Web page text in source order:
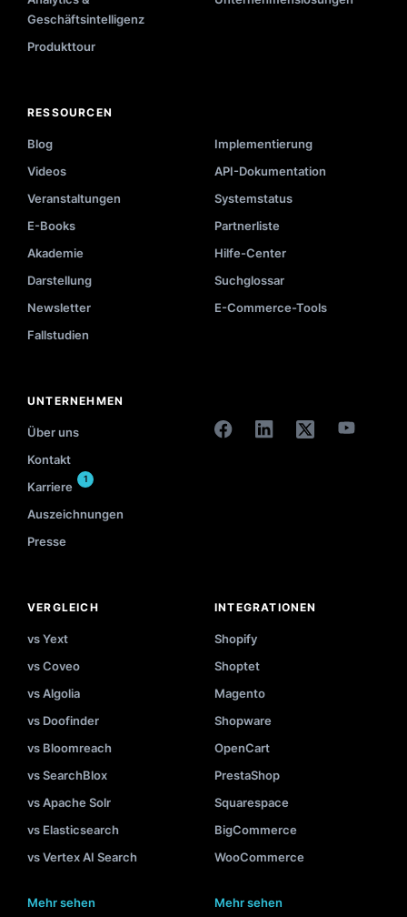
Geschäftsintelligenz
Produkttour
RESSOURCEN
Blog
Implementierung
Videos
API-Dokumentation
Veranstaltungen
Systemstatus
E-Books
Partnerliste
Akademie
Hilfe-Center
Darstellung
Suchglossar
Newsletter
E-Commerce-Tools
Fallstudien
UNTERNEHMEN
Über uns
Kontakt
Karriere
1
Auszeichnungen
Presse
VERGLEICH
vs Yext
vs Coveo
vs Algolia
vs Doofinder
vs Bloomreach
vs SearchBlox
vs Apache Solr
vs Elasticsearch
vs Vertex AI Search
Mehr sehen
INTEGRATIONEN
Shopify
Shoptet
Magento
Shopware
OpenCart
PrestaShop
Squarespace
BigCommerce
WooCommerce
Mehr sehen